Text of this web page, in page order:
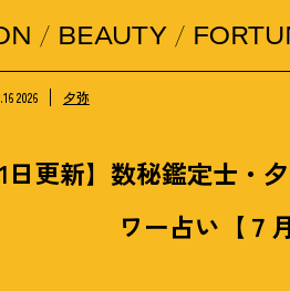
BEAUTY
2026 夕弥
1日更新】数秘鑑定士・
ワー占い【７